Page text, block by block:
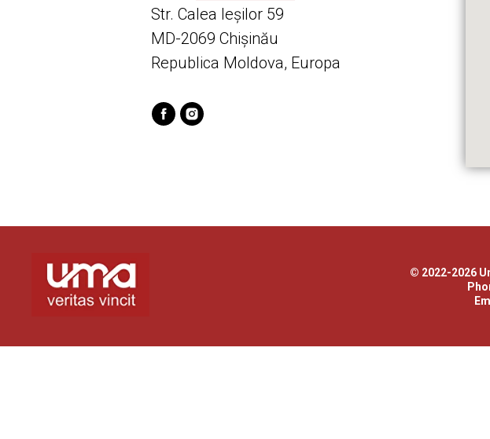
Str. Calea Ieșilor 59
MD-2069 Chișinău
Republica Moldova, Europa
© 2022-2026